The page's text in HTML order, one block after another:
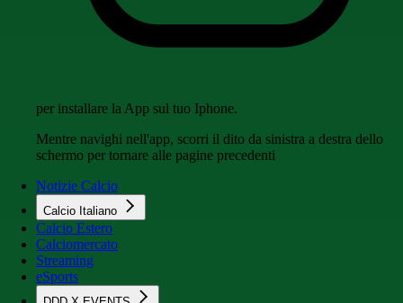
per installare la App sul tuo Iphone.
Mentre navighi nell'app, scorri il dito da sinistra a destra dello
schermo per tornare alle pagine precedenti
Notizie Calcio
Calcio Italiano
Calcio Estero
Calciomercato
Streaming
eSports